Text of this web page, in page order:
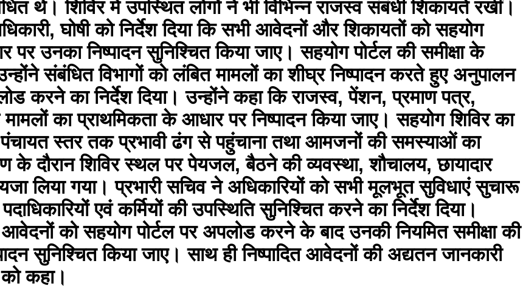
थे। शिविर में उपस्थित लोगों ने भी विभिन्न राजस्व संबंधी शिकायतें रखीं।
घोषी को निर्देश दिया कि सभी आवेदनों और शिकायतों को सहयोग
उनका निष्पादन सुनिश्चित किया जाए। सहयोग पोर्टल की समीक्षा के
संबंधित विभागों को लंबित मामलों का शीघ्र निष्पादन करते हुए अनुपालन
करने का निर्देश दिया। उन्होंने कहा कि राजस्व, पेंशन, प्रमाण पत्र,
का प्राथमिकता के आधार पर निष्पादन किया जाए। सहयोग शिविर का
स्तर तक प्रभावी ढंग से पहुंचाना तथा आमजनों की समस्याओं का
के दौरान शिविर स्थल पर पेयजल, बैठने की व्यवस्था, शौचालय, छायादार
लिया गया। प्रभारी सचिव ने अधिकारियों को सभी मूलभूत सुविधाएं सुचारू
एवं कर्मियों की उपस्थिति सुनिश्चित करने का निर्देश दिया।
आवेदनों को सहयोग पोर्टल पर अपलोड करने के बाद उनकी नियमित समीक्षा की
सुनिश्चित किया जाए। साथ ही निष्पादित आवेदनों की अद्यतन जानकारी
कहा।